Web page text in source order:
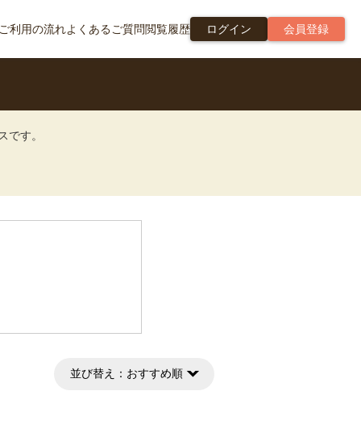
ご利用の流れよくあるご質問閲覧履歴 ログイン 会員登録
です。
並び替え： おすすめ順